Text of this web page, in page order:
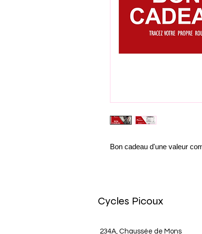
Bon cadeau d'une valeur
Cycles Picoux
234A, Chaussée de Mons